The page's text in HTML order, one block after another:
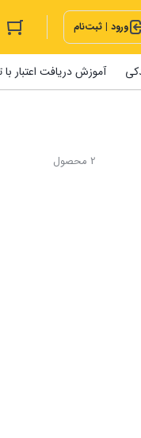
ورود | ثبت‌نام
آموزش دریافت اعتبار با
2 محصول